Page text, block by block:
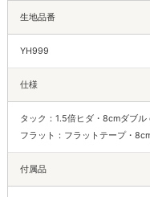
生地品番
YH999
仕様
タック：1.5倍ヒダ・8cmダブ
フラット：フラットテープ・
付属品